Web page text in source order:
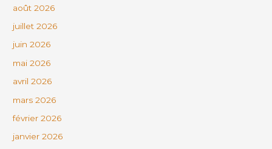
août 2026
juillet 2026
juin 2026
mai 2026
avril 2026
mars 2026
février 2026
janvier 2026